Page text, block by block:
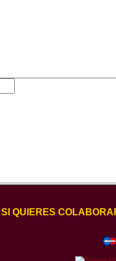
SI QUIERES